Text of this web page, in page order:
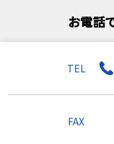
お電話
TEL
FAX